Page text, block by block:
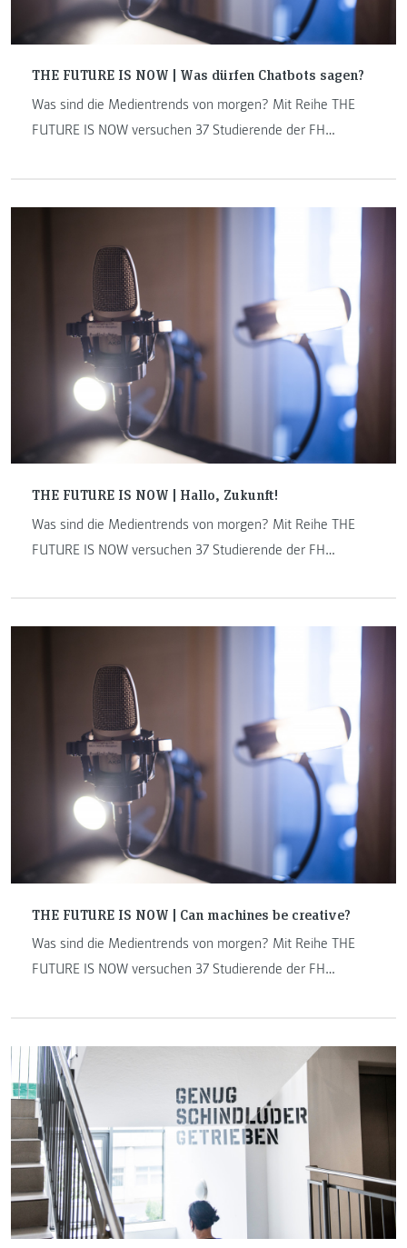
THE FUTURE IS NOW | Was dürfen Chatbots sagen?
Was sind die Medientrends von morgen? Mit Reihe THE
FUTURE IS NOW versuchen 37 Studierende der FH
Medienentwicklungen und setzt sich mit der smarten Welt
auseinander. Schreibroboter, Virtual Reality und
sprachgesteuerte Systeme sind auf dem Vormarsch: THE
FUTURE IS NOW – jeden Montag auf den Punkt gebracht.
Folge 3: Servus, ich bin der WienBot. Chatbots an der
Schnittstelle zwischen Kommunikation und Ethik.
THE FUTURE IS NOW | Hallo, Zukunft!
Was sind die Medientrends von morgen? Mit Reihe THE
FUTURE IS NOW versuchen 37 Studierende der FH
Medienentwicklungen und setzt sich mit der smarten Welt
auseinander. Schreibroboter, Virtual Reality und
sprachgesteuerte Systeme sind auf dem Vormarsch: THE
FUTURE IS NOW – jeden Montag auf den Punkt gebracht.
Folge 2: Hallo, Zukunft! Wie sprachgesteuerte
Assistenzsysteme die Medienwelt verändern.
THE FUTURE IS NOW | Can machines be creative?
Was sind die Medientrends von morgen? Mit Reihe THE
FUTURE IS NOW versuchen 37 Studierende der FH
Medienentwicklungen und setzt sich mit der smarten Welt
auseinander. Schreibroboter, Virtual Reality und
sprachgesteuerte Systeme sind auf dem Vormarsch: THE
FUTURE IS NOW – jeden Montag auf den Punkt gebracht.
Folge 1: Can Machines Be Creative?